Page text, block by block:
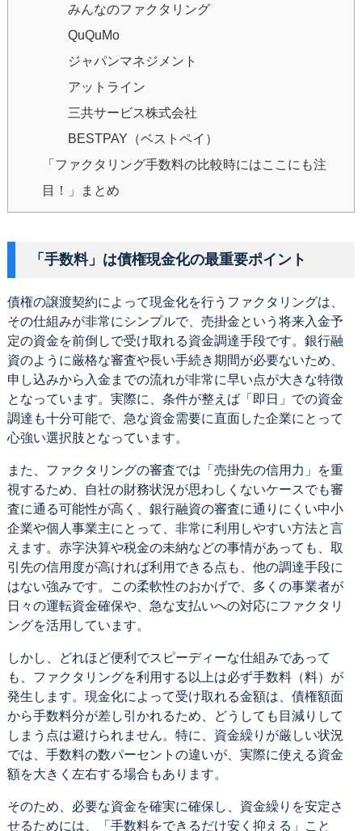
みんなのファクタリング
QuQuMo
ジャパンマネジメント
アットライン
三共サービス株式会社
BESTPAY（ベストペイ）
「ファクタリング手数料の比較時にはここにも注
目！」まとめ
「手数料」は債権現金化の最重要ポイント
債権の譲渡契約によって現金化を行うファクタリングは、
その仕組みが非常にシンプルで、売掛金という将来入金予
定の資金を前倒しで受け取れる資金調達手段です。銀行融
資のように厳格な審査や長い手続き期間が必要ないため、
申し込みから入金までの流れが非常に早い点が大きな特徴
となっています。実際に、条件が整えば「即日」での資金
調達も十分可能で、急な資金需要に直面した企業にとって
心強い選択肢となっています。
また、ファクタリングの審査では「売掛先の信用力」を重
視するため、自社の財務状況が思わしくないケースでも審
査に通る可能性が高く、銀行融資の審査に通りにくい中小
企業や個人事業主にとって、非常に利用しやすい方法と言
えます。赤字決算や税金の未納などの事情があっても、取
引先の信用度が高ければ利用できる点も、他の調達手段に
はない強みです。この柔軟性のおかげで、多くの事業者が
日々の運転資金確保や、急な支払いへの対応にファクタリ
ングを活用しています。
しかし、どれほど便利でスピーディーな仕組みであって
も、ファクタリングを利用する以上は必ず手数料（料）が
発生します。現金化によって受け取れる金額は、債権額面
から手数料分が差し引かれるため、どうしても目減りして
しまう点は避けられません。特に、資金繰りが厳しい状況
では、手数料の数パーセントの違いが、実際に使える資金
額を大きく左右する場合もあります。
そのため、必要な資金を確実に確保し、資金繰りを安定さ
せるためには、「手数料をできるだけ安く抑える」こと